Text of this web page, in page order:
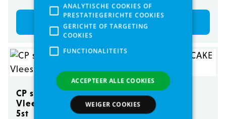
Bestel
CP snack -
Vleesrollen Eend
5st
JR FARM
FRUITCAKE 80G
ANALYTISCHE COOKIES OF
PRESTATIEGERICHTE COOKIES
GERICHTE OF TARGETING
COOKIES
FUNCTIONALITEITS
ACCEPTEER ALLE COOKIES
WEIGER COOKIES